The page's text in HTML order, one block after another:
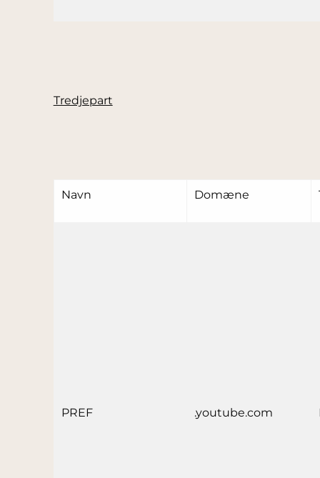
Tredjepart
Navn Domæne
PREF .youtube.com